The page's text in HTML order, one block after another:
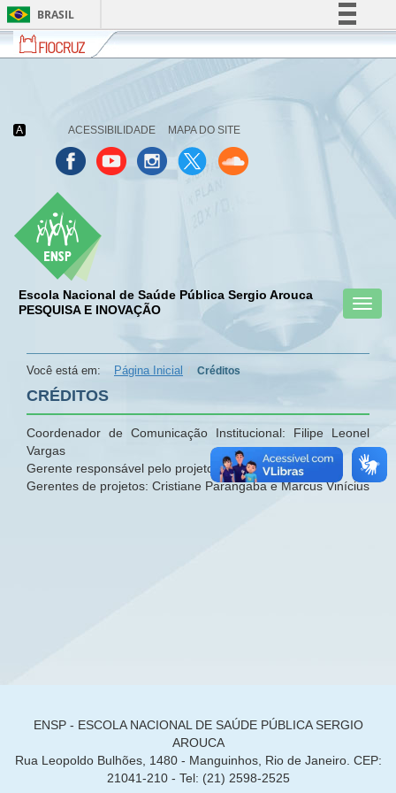
BRASIL
Simplifique!
Acesso à informação
Fiocruz
Fale
com
A ACESSIBILIDADE MAPA DO SITE
Escola Nacional de Saúde Pública Sergio Arouca
PESQUISA E INOVAÇÃO
menu
menu
menu
Você está em: Página Inicial Créditos
CRÉDITOS
Coordenador de Comunicação Institucional: Filipe Leonel
Vargas
Gerente responsável pelo projeto: Paulo Cassão
Gerentes de projetos: Cristiane Parangaba e Marcus Vinícius
ENSP - ESCOLA NACIONAL DE SAÚDE PÚBLICA SERGIO
AROUCA
Rua Leopoldo Bulhões, 1480 - Manguinhos, Rio de Janeiro. CEP:
21041-210 - Tel: (21) 2598-2525